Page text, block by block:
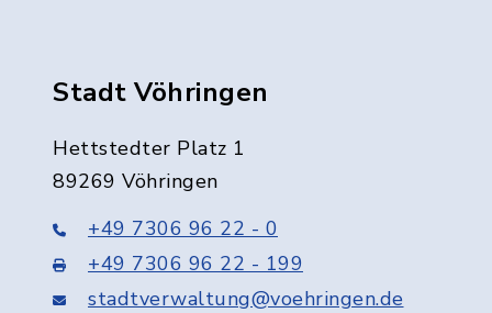
Stadt Vöhringen
Hettstedter Platz 1
89269 Vöhringen
+49 7306 96 22 - 0
+49 7306 96 22 - 199
stadtverwaltung@voehringen.de